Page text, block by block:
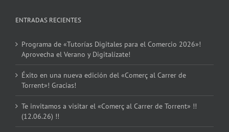
ENTRADAS RECIENTES
Programa de «Tutorías Digitales para el Comercio 2026»!
Aprovecha el Verano y Digitalízate!
Éxito en una nueva edición del «Comerç al Carrer de
Torrent»! Gracias!
Te invitamos a visitar el «Comerç al Carrer de Torrent» !!
(12.06.26) !!